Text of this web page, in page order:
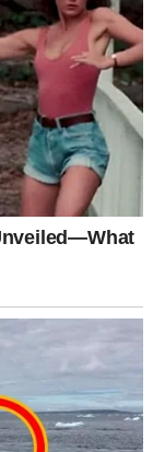
života. Više ne
zaslužujete.
za novac i
Period
vama se
vam priznati
mogao bi